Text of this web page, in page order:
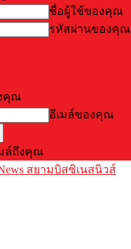
ชื่อผู้ใช้ของคุณ
รหัสผ่านของคุณ
คุณ
อีเมล์ของคุณ
ล์ถึงคุณ
สยามบิสซิเนสนิวส์